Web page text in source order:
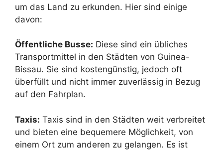
um das Land zu erkunden. Hier sind einige
davon:
Öffentliche Busse: Diese sind ein übliches
Transportmittel in den Städten von Guinea-
Bissau. Sie sind kostengünstig, jedoch oft
überfüllt und nicht immer zuverlässig in Bezug
auf den Fahrplan.
Taxis: Taxis sind in den Städten weit verbreitet
und bieten eine bequemere Möglichkeit, von
einem Ort zum anderen zu gelangen. Es ist